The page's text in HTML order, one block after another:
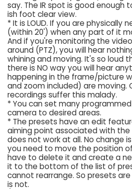
say. The IR spot is good enough
ish foot clear view.
* It is LOUD. If you are physically
(within 20') when any part of it
And if you're monitoring the
around (PTZ), you will hear
whining and moving. It's so loud
there is NO way you will hear
happening in the frame/picture
and zoom included) are moving.
recordings suffer this malady.
* You can set many
camera to desired areas.
* The presets have an edit
aiming point associated with
does not work at all. No change
you need to move the position
have to delete it and create a
it to the bottom of the list of
cannot rearrange. So presets
is not.